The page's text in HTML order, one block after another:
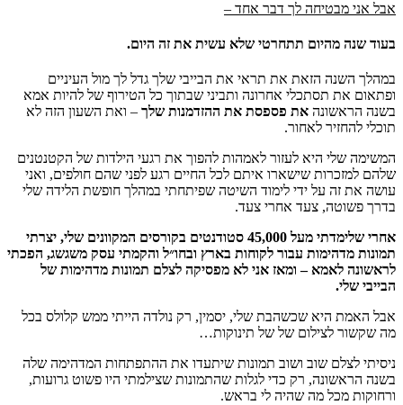
אבל אני מבטיחה לך דבר אחד –
בעוד שנה מהיום תתחרטי שלא עשית את זה היום.
במהלך השנה הזאת את תראי את הבייבי שלך גדל לך מול העיניים
ופתאום את תסתכלי אחרונה ותביני שבתוך כל הטירוף של להיות אמא
בשנה הראשונה את פספסת את ההזדמנות שלך – ואת השעון הזה לא
תוכלי להחזיר לאחור.
המשימה שלי היא לעזור לאמהות להפוך את רגעי הילדות של הקטנטנים
שלהם למזכרות שישארו איתם לכל החיים רגע לפני שהם חולפים, ואני
עושה את זה על ידי לימוד השיטה שפיתחתי במהלך חופשת הלידה שלי
בדרך פשוטה, צעד אחרי צעד.
אחרי שלימדתי מעל 45,000 סטודנטים
בקורסים המקוונים שלי, יצרתי
תמונות מדהימות עבור לקוחות בארץ ובחו״ל והקמתי עסק משגשג, הפכתי
לראשונה לאמא – ומאז אני לא מפסיקה לצלם תמונות מדהימות של
הבייבי שלי.
אבל האמת היא שכשהבת שלי, יסמין, רק נולדה הייתי ממש קלולס בכל
מה שקשור לצילום של של תינוקות…
ניסיתי לצלם שוב ושוב תמונות שיתעדו את ההתפתחות המדהימה שלה
בשנה הראשונה, רק כדי לגלות שהתמונות שצילמתי היו פשוט גרועות,
ורחוקות מכל מה שהיה לי בראש.